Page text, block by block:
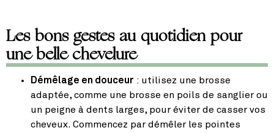
Les bons gestes au quotidien pour
une belle chevelure
Démêlage en douceur : utilisez une brosse
adaptée, comme une brosse en poils de sanglier ou
un peigne à dents larges, pour éviter de casser vos
cheveux. Commencez par démêler les pointes